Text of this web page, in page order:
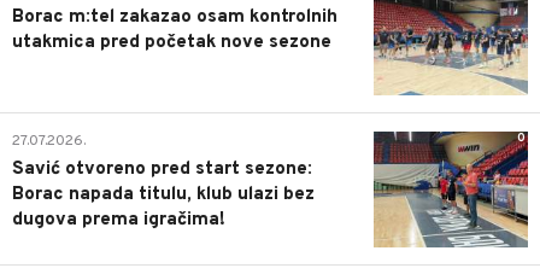
Borac m:tel zakazao osam kontrolnih
utakmica pred početak nove sezone
0
27.07.2026.
Savić otvoreno pred start sezone:
Borac napada titulu, klub ulazi bez
dugova prema igračima!